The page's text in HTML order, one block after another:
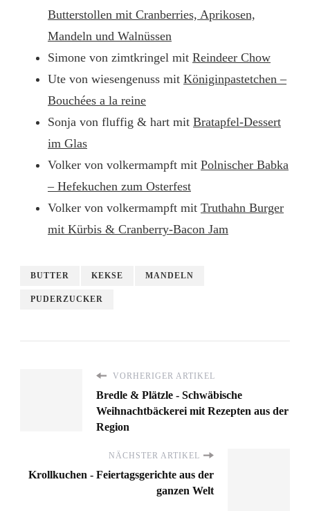
Butterstollen mit Cranberries, Aprikosen,
Mandeln und Walnüssen
Simone von zimtkringel mit Reindeer Chow
Ute von wiesengenuss mit Königinpastetchen –
Bouchées a la reine
Sonja von fluffig & hart mit Bratapfel-Dessert
im Glas
Volker von volkermampft mit Polnischer Babka
– Hefekuchen zum Osterfest
Volker von volkermampft mit Truthahn Burger
mit Kürbis & Cranberry-Bacon Jam
BUTTER KEKSE MANDELN
PUDERZUCKER
VORHERIGER ARTIKEL
Bredle & Plätzle - Schwäbische
Weihnachtbäckerei mit Rezepten aus der
Region
NÄCHSTER ARTIKEL
Krollkuchen - Feiertagsgerichte aus der
ganzen Welt